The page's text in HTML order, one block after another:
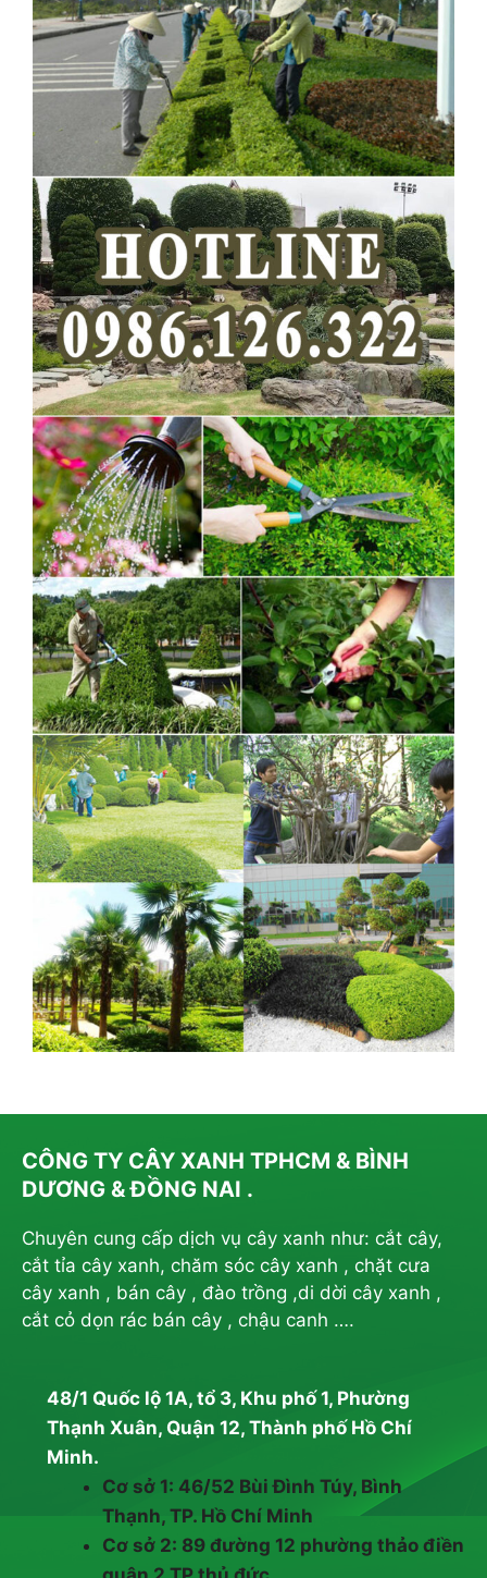
CÔNG TY CÂY XANH TPHCM & BÌNH
DƯƠNG & ĐỒNG NAI .
Chuyên cung cấp dịch vụ cây xanh như: cắt cây,
cắt tỉa cây xanh, chăm sóc cây xanh , chặt cưa
cây xanh , bán cây , đào trồng ,di dời cây xanh ,
cắt cỏ dọn rác bán cây , chậu canh ….
48/1 Quốc lộ 1A, tổ 3, Khu phố 1, Phường
Thạnh Xuân, Quận 12, Thành phố Hồ Chí
Minh.
Cơ sở 1: 46/52 Bùi Đình Túy, Bình
Thạnh, TP. Hồ Chí Minh
Cơ sở 2: 89 đường 12 phường thảo điền